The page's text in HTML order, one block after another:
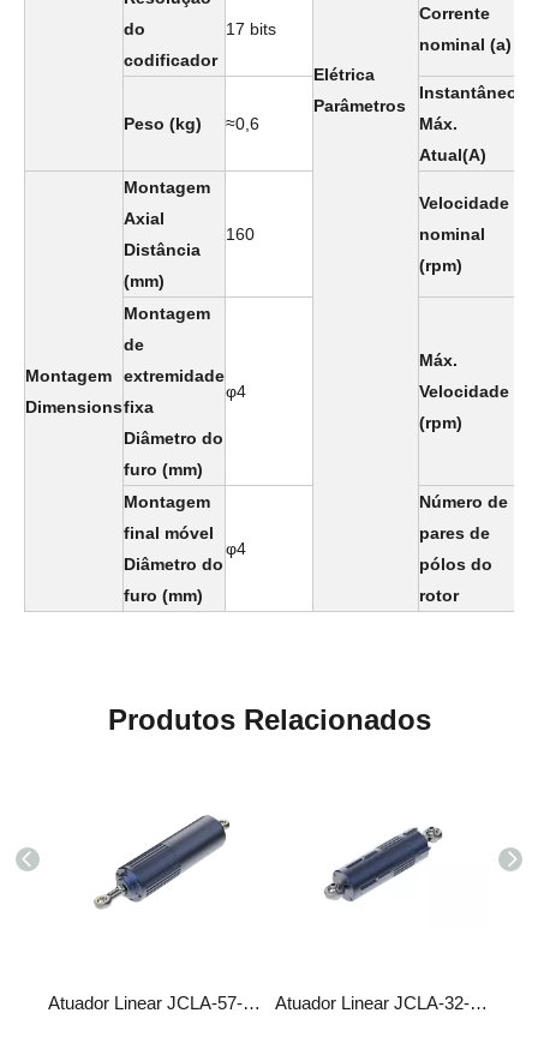
Elétrica
Parâmetros
do
codificador
17 bits
Corrente
nominal (a)
Peso (kg) ≈0,6
Instantâneo
Máx.
Atual(A)
Montagem
Dimensions
Montagem
Axial
Distância
(mm)
160
Velocidade
nominal
(rpm)
Montagem
de
extremidade
fixa
Diâmetro do
furo (mm)
φ4
Máx.
Velocidade
(rpm)
Montagem
final móvel
Diâmetro do
furo (mm)
φ4
Número de
pares de
pólos do
rotor
Produtos Relacionados
Atuador Linear JCLA-57-260 Atuador Linear JCLA-32-120